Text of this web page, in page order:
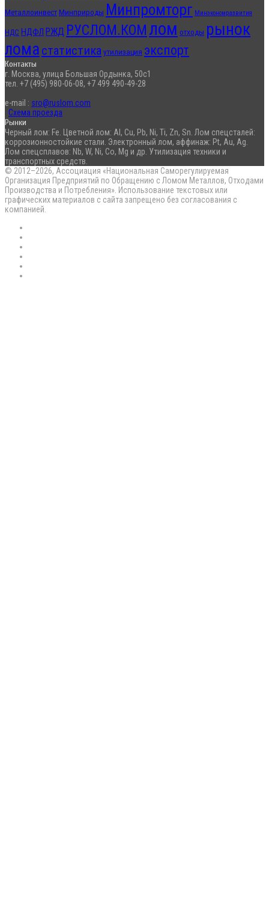
Металлоинвест Минприроды Минпромторг Минэкономразвития
НДС НДФЛ РЖД РУСЛОМ.КОМ лом отходы рынок
лома статистика утилизация экспорт
Контакты
г. Москва, улица Большая Ордынка, 50с1
тел. +7 (495) 980-06-08, +7 499 490-49-28
e-mail : sro@ruslom.com
Схема проезда
Рынки
Черный лом: Fe. Цветной лом: Al, Cu, Pb, Ni, Ti, Zn, Sn. Лом спецсталей:
коррозионностойкие стали. Электронный лом, аффинаж: Pt, Au, Ag.
Лом спецсплавов: Nb, W, Ni, Co, Mg и др. Утилизация техники и
транспортных средств.
© 2012–2026, Ассоциация «Национальная Саморегулируемая
Организация Предприятий по Обращению с Ломом Металлов, Отходами
Производства и Потребления». Использование текстовых или
графических материалов с сайта запрещено без согласования с
компанией.